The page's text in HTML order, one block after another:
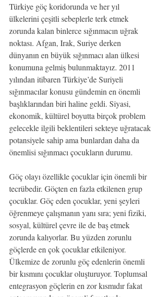
Türkiye göç koridorunda ve her yıl
ülkelerini çeşitli sebeplerle terk etmek
zorunda kalan binlerce sığınmacın uğrak
noktası. Afgan, Irak, Suriye derken
dünyanın en büyük sığınmacı alan ülkesi
konumuna gelmiş bulunmaktayız. 2011
yılından itibaren Türkiye’de Suriyeli
sığınmacılar konusu gündemin en önemli
başlıklarından biri haline geldi. Siyasi,
ekonomik, kültürel boyutta birçok problem
gelecekle ilgili beklentileri sekteye uğratacak
potansiyele sahip ama bunlardan daha da
önemlisi sığınmacı çocukların durumu.
Göç olayı özellikle çocuklar için önemli bir
tecrübedir. Göçten en fazla etkilenen grup
çocuklar. Göç eden çocuklar, yeni şeyleri
öğrenmeye çalışmanın yanı sıra; yeni fiziki,
sosyal, kültürel çevre ile de baş etmek
zorunda kalıyorlar. Bu yüzden zorunlu
göçlerde en çok çocuklar etkileniyor.
Ülkemize de zorunlu göç edenlerin önemli
bir kısmını çocuklar oluşturuyor. Toplumsal
entegrasyon göçlerin en zor kısmıdır fakat